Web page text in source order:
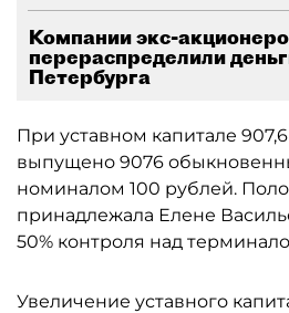
Компании экс-
перераспределили
Петербурга
При уставном капитале
выпущено 9076
номиналом 100 рублей.
принадлежала Елене
50% контроля над
Увеличение уставного